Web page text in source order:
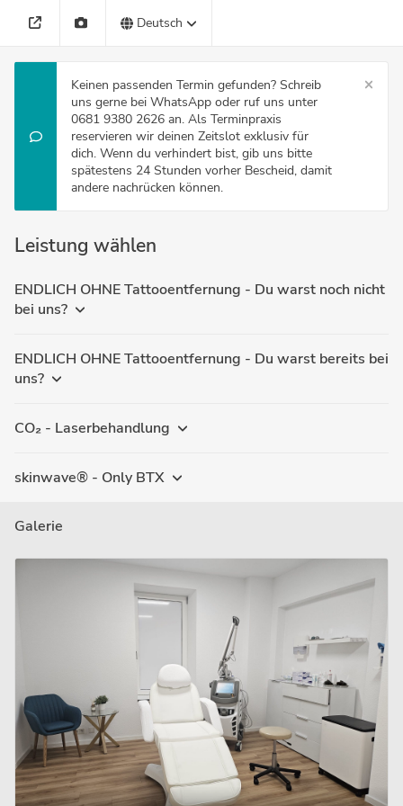
Deutsch
Keinen passenden Termin gefunden? Schreib
uns gerne bei WhatsApp oder ruf uns unter
0681 9380 2626 an. Als Terminpraxis
reservieren wir deinen Zeitslot exklusiv für
dich. Wenn du verhindert bist, gib uns bitte
spätestens 24 Stunden vorher Bescheid, damit
andere nachrücken können.
Leistung wählen
ENDLICH OHNE Tattooentfernung - Du warst noch nicht
bei uns?
ENDLICH OHNE Tattooentfernung - Du warst bereits bei
uns?
CO₂ - Laserbehandlung
skinwave® - Only BTX
Galerie